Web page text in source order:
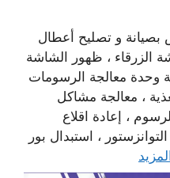
بصيانة و تصليح أعطال
الزرقاء ، ظهور الشاشة
وحدة معالجة الرسومات
، معالجة مشاكل
، إعادة اقلاع
، استبدال بور